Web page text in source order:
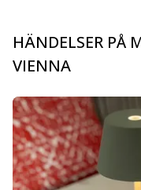
HÄNDELSER PÅ
VIENNA